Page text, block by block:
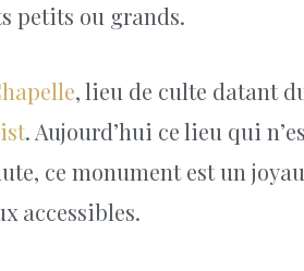
petits ou grands.
, lieu de culte datant
. Aujourd’hui ce lieu qui
ce monument est un
accessibles.